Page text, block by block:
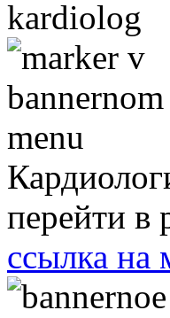
перейти в
ссылка на